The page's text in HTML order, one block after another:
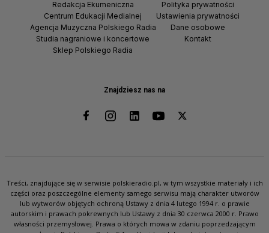
Znajdziesz nas na
Redakcja Ekumeniczna
Centrum Edukacji Medialnej
Agencja Muzyczna Polskiego Radia
Studia nagraniowe i koncertowe
Sklep Polskiego Radia
Polityka prywatności
Ustawienia prywatności
Dane osobowe
Kontakt
Treści, znajdujące się w serwisie polskieradio.pl, w tym wszystkie materiały i ich
części oraz poszczególne elementy samego serwisu mają charakter utworów
lub wytworów objętych ochroną Ustawy z dnia 4 lutego 1994 r. o prawie
autorskim i prawach pokrewnych lub Ustawy z dnia 30 czerwca 2000 r. Prawo
własności przemysłowej. Prawa o których mowa w zdaniu poprzedzającym